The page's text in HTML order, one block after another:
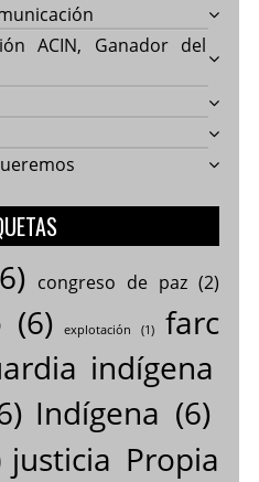
ACIN, Ganador del
congreso de paz(2)
(6) explotación (1)
farc
indígena
Indígena (6)
justicia Propia